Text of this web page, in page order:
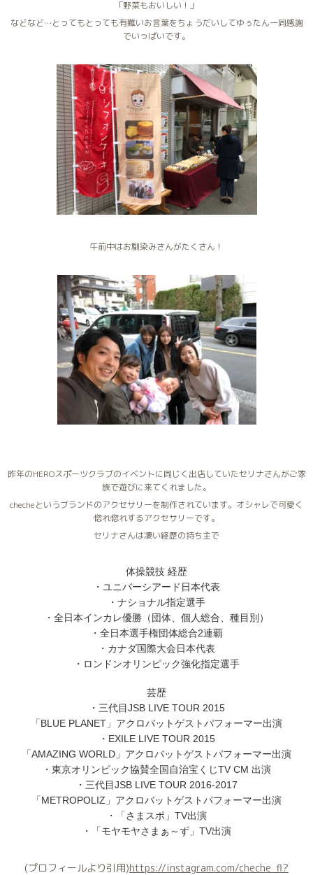
「野菜もおいしい！」
などなど…とってもとっても有難いお言葉をちょうだいしてゆぅたん一同感謝
でいっぱいです。
午前中はお馴染みさんがたくさん！
昨年のHEROスポーツクラブのイベントに同じく出店していたセリナさんがご家
族で遊びに来てくれました。
checheというブランドのアクセサリーを制作されています。オシャレで可愛く
惚れ惚れするアクセサリーです。
セリナさんは凄い経歴の持ち主で
体操競技 経歴
・ユニバーシアード日本代表
・ナショナル指定選手
・全日本インカレ優勝（団体、個人総合、種目別）
・全日本選手権団体総合2連覇
・カナダ国際大会日本代表
・ロンドンオリンピック強化指定選手
芸歴
・三代目JSB LIVE TOUR 2015
「BLUE PLANET」アクロバットゲストパフォーマー出演
・EXILE LIVE TOUR 2015
「AMAZING WORLD」アクロバットゲストパフォーマー出演
・東京オリンピック協賛全国自治宝くじTV CM 出演
・三代目JSB LIVE TOUR 2016-2017
「METROPOLIZ」アクロバットゲストパフォーマー出演
・「さまスポ」TV出演
・「モヤモヤさまぁ～ず」TV出演
(プロフィールより引用)https://instagram.com/cheche_fl?